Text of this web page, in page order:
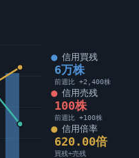
信用買残
6万株
前週比 +2,400株
信用売残
100株
前週比 +100株
信用倍率
620.00倍
買残÷売残